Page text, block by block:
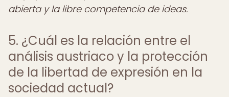
abierta y la libre competencia de ideas.
5. ¿Cuál es la relación entre el
análisis austriaco y la protección
de la libertad de expresión en la
sociedad actual?